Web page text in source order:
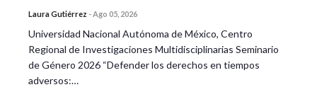
Laura Gutiérrez -Ago 05, 2026
Universidad Nacional Autónoma de México, Centro
Regional de Investigaciones Multidisciplinarias Seminario
de Género 2026 “Defender los derechos en tiempos
adversos:…